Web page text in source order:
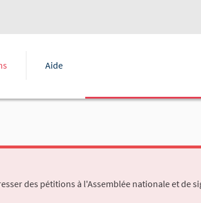
Aide
des pétitions à l'Assemblée nationale et de